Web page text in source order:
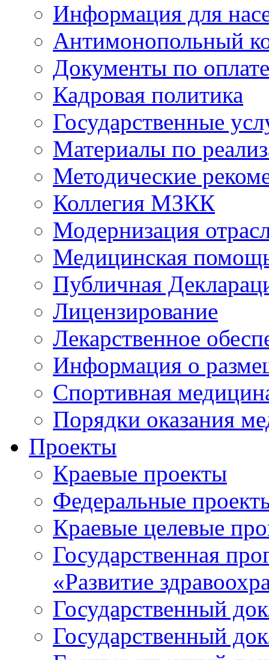
Информация для
Антимонопольный
Документы по
Кадровая политика
Государственные
Материалы по
Методические
Коллегия МЗКК
Модернизация
Медицинская
Публичная
Лицензирование
Лекарственное
Информация о
Спортивная
Порядки оказания
Проекты
Краевые проекты
Федеральные
Краевые целевые
Государственная
«Развитие
Государственный
Государственный